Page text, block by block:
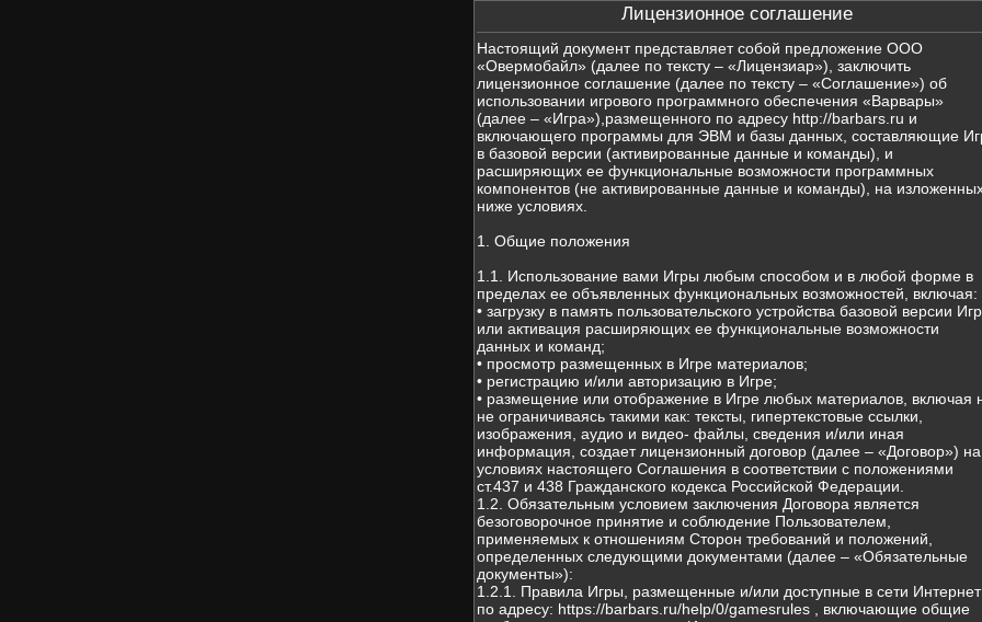
Лицензионное соглашение
Настоящий документ представляет собой предложение ООО
«Овермобайл» (далее по тексту – «Лицензиар»), заключить
лицензионное соглашение (далее по тексту – «Соглашение») об
использовании игрового программного обеспечения «Варвары»
(далее – «Игра»),размещенного по адресу http://barbars.ru и
включающего программы для ЭВМ и базы данных, составляющие
в базовой версии (активированные данные и команды), и
расширяющих ее функциональные возможности программных
компонентов (не активированные данные и команды), на
ниже условиях.
1. Общие положения
1.1. Использование вами Игры любым способом и в любой форме в
пределах ее объявленных функциональных возможностей, включая:
• загрузку в память пользовательского устройства базовой версии
или активация расширяющих ее функциональные возможности
данных и команд;
• просмотр размещенных в Игре материалов;
• регистрацию и/или авторизацию в Игре;
• размещение или отображение в Игре любых материалов, включая
не ограничиваясь такими как: тексты, гипертекстовые ссылки,
изображения, аудио и видео- файлы, сведения и/или иная
информация, создает лицензионный договор (далее – «Договор») на
условиях настоящего Соглашения в соответствии с положениями
ст.437 и 438 Гражданского кодекса Российской Федерации.
1.2. Обязательным условием заключения Договора является
безоговорочное принятие и соблюдение Пользователем,
применяемых к отношениям Сторон требований и положений,
определенных следующими документами (далее – «Обязательные
документы»):
1.2.1. Правила Игры, размещенные и/или доступные в сети Интернет
по адресу: https://barbars.ru/help/0/gamesrules , включающие общие